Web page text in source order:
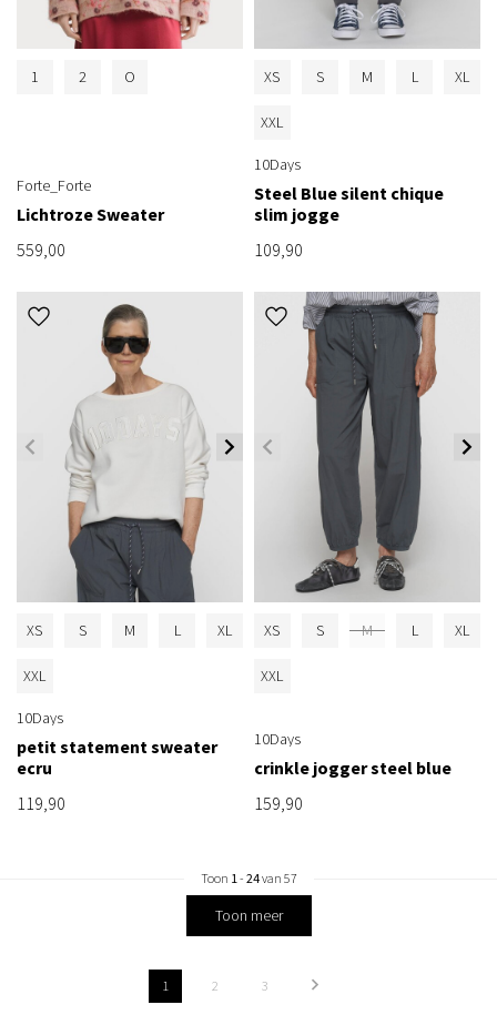
1 2 O
Forte_Forte
Lichtroze Sweater
559,00
XS S M L XL
XXL
10Days
Steel Blue silent chique
slim jogge
109,90
XS S M L XL
XXL
10Days
petit statement sweater
ecru
119,90
XS S M L XL
XXL
10Days
crinkle jogger steel blue
159,90
Toon 1 - 24van 57
Toon meer
1 2 3